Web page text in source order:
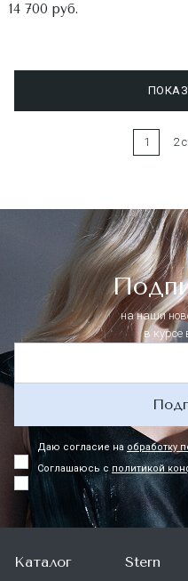
14 700 руб.
1 2
на наши
в курсе
Даю согласие наобработку
Соглашаюсь с политикой
Каталог Stern